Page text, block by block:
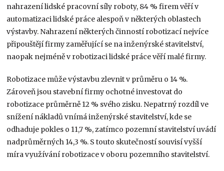
nahrazení lidské pracovní síly roboty, 84 % firem věří v
automatizaci lidské práce alespoň v některých oblastech
výstavby. Nahrazení některých činností robotizací nejvíce
připouštějí firmy zaměřující se na inženýrské stavitelství,
naopak nejméně v robotizaci lidské práce věří malé firmy.
Robotizace může výstavbu zlevnit v průměru o 14 %.
Zároveň jsou stavební firmy ochotné investovat do
robotizace průměrně 12 % svého zisku. Nepatrný rozdíl ve
snížení nákladů vnímá inženýrské stavitelství, kde se
odhaduje pokles o 11,7 %, zatímco pozemní stavitelství uvádí
nadprůměrných 14,3 %. S touto skutečností souvisí vyšší
míra využívání robotizace v oboru pozemního stavitelství.